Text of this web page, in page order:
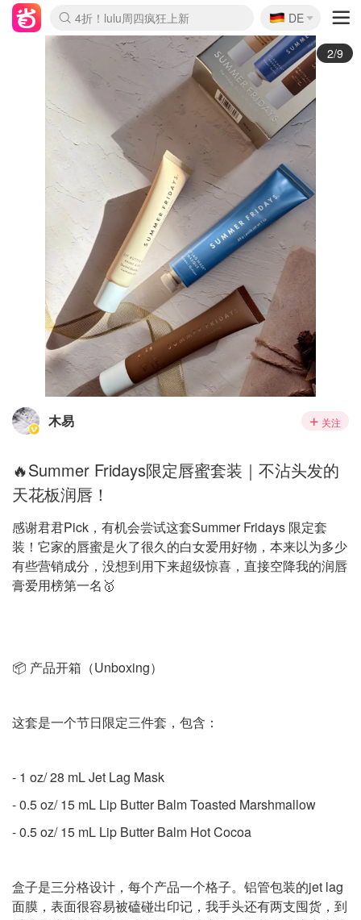
Boticinal 夏促开抢！
4折！lulu周四疯狂上新
还没结束！&OtherStories大促
Joybuy变相75折 随时失效
速领！Stanley独家85折
疑似霸哥！Camper额外叠85折
Zalando 奥莱闪促！每日更新
Moncler反季囤！5折起+叠9折
Coach Brooklyn仅€192
🇩🇪
DE
3/9
木易 关注
🔥Summer Fridays限定唇蜜套装｜不沾头发的
天花板润唇！
感谢君君Pick，有机会尝试这套Summer Fridays 限定套
装！它家的唇蜜是火了很久的白女爱用好物，本来以为多少
有些营销成分，没想到用下来超级惊喜，直接空降我的润唇
膏爱用榜第一名🥇
📦 产品开箱（Unboxing）
这套是一个节日限定三件套，包含：
- 1 oz/ 28 mL Jet Lag Mask
- 0.5 oz/ 15 mL Lip Butter Balm Toasted Marshmallow
- 0.5 oz/ 15 mL Lip Butter Balm Hot Cocoa
盒子是三分格设计，每个产品一个格子。铝管包装的jet lag
面膜，表面很容易被磕碰出印记，我手头还有两支囤货，到